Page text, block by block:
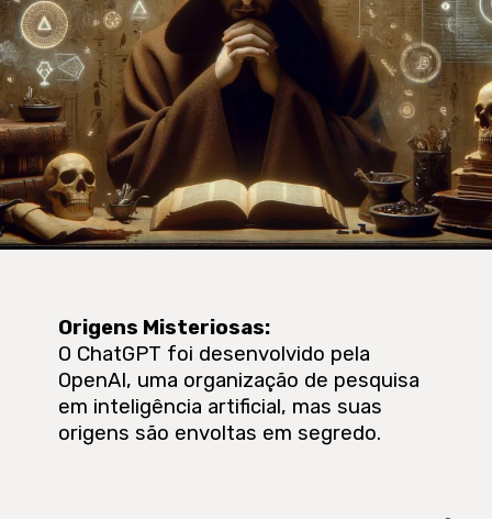
Origens Misteriosas:
O ChatGPT foi desenvolvido pela
OpenAI, uma organização de pesquisa
em inteligência artificial, mas suas
origens são envoltas em segredo.